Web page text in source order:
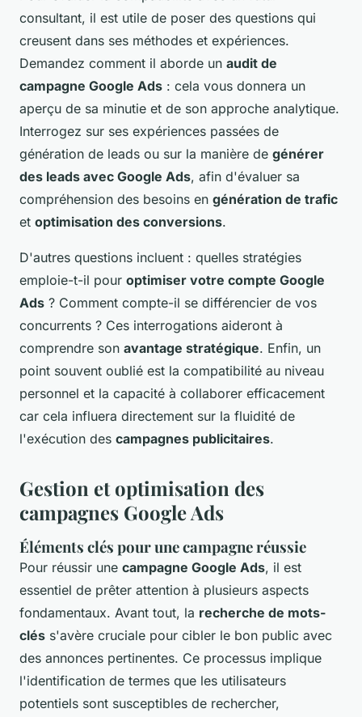
consultant, il est utile de poser des questions qui
creusent dans ses méthodes et expériences.
Demandez comment il aborde un audit de
campagne Google Ads : cela vous donnera un
aperçu de sa minutie et de son approche analytique.
Interrogez sur ses expériences passées de
génération de leads ou sur la manière de générer
des leads avec Google Ads, afin d'évaluer sa
compréhension des besoins en génération de trafic
et optimisation des conversions.
D'autres questions incluent : quelles stratégies
emploie-t-il pour optimiser votre compte Google
Ads ? Comment compte-il se différencier de vos
concurrents ? Ces interrogations aideront à
comprendre son avantage stratégique. Enfin, un
point souvent oublié est la compatibilité au niveau
personnel et la capacité à collaborer efficacement
car cela influera directement sur la fluidité de
l'exécution des campagnes publicitaires.
Gestion et optimisation des
campagnes Google Ads
Éléments clés pour une campagne réussie
Pour réussir une campagne Google Ads, il est
essentiel de prêter attention à plusieurs aspects
fondamentaux. Avant tout, la recherche de mots-
clés s'avère cruciale pour cibler le bon public avec
des annonces pertinentes. Ce processus implique
l'identification de termes que les utilisateurs
potentiels sont susceptibles de rechercher,